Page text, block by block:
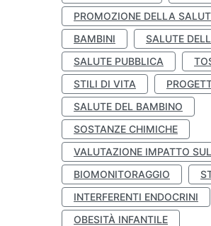
PROMOZIONE DELLA
BAMBINI
SALUTE
SALUTE PUBBLICA
STILI DI VITA
SALUTE DEL BAMBINO
SOSTANZE CHIMICHE
VALUTAZIONE IMPATTO
BIOMONITORAGGIO
INTERFERENTI ENDOCRINI
OBESITÀ INFANTILE